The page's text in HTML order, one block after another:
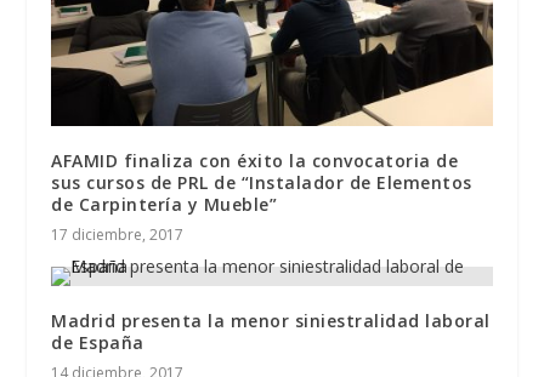
AFAMID finaliza con éxito la convocatoria de
sus cursos de PRL de “Instalador de Elementos
de Carpintería y Mueble”
17 diciembre, 2017
Madrid presenta la menor siniestralidad laboral
de España